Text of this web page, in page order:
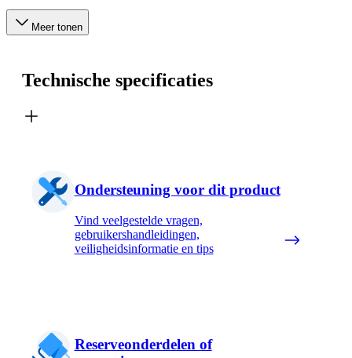
Meer tonen
Technische specificaties
Ondersteuning voor dit product
Vind veelgestelde vragen,
gebruikershandleidingen,
veiligheidsinformatie en tips
Reserveonderdelen of